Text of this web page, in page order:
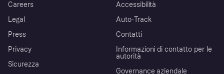
Careers
Legal
Press
Privacy
Sicurezza
Accessibilità
Auto-Track
Contatti
Informazioni di contatto per le
autorità
Governance aziendale